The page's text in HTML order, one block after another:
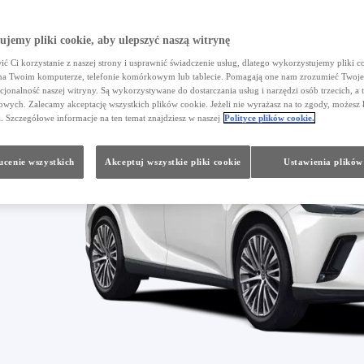
pliki cookie, aby ulepszyć naszą witrynę
Ci korzystanie z naszej strony i usprawnić świadczenie usług, dlatego wykorzystujemy pliki
Twoim komputerze, telefonie komórkowym lub tablecie. Pomagają one nam zrozumieć
naszej witryny. Są wykorzystywane do dostarczania usług i narzędzi osób trzecich, a
Zalecamy akceptację wszystkich plików cookie. Jeżeli nie wyrażasz na to zgody, możesz
Szczegółowe informacje na ten temat znajdziesz w naszej Polityce plików cookie.
Ustawienia plików
wszystkich Akceptuj wszystkie pliki cookie